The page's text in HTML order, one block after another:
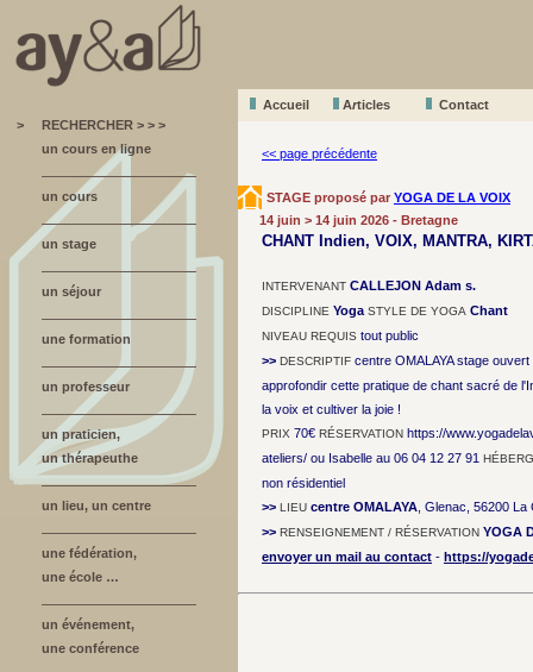
Accueil Articles
Contact
>
RECHERCHER > > >
un cours en ligne
un cours
un stage
un séjour
une formation
un professeur
un praticien,
un thérapeuthe
un lieu, un centre
une fédération,
une école …
un événement,
une conférence
<< page précédente
STAGE proposé par YOGA DE LA VOIX
14 juin > 14 juin 2026 - Bretagne
CHANT Indien, VOIX, MANTRA,
INTERVENANT CALLEJON Adam s.
DISCIPLINE Yoga STYLE DE YOGA Chant
NIVEAU REQUIS tout public
>> DESCRIPTIF centre OMALAYA stage
approfondir cette pratique de chant sacré de
la voix et cultiver la joie !
PRIX 70€ RÉSERVATION https://
ateliers/ ou Isabelle au 06 04 12 27 91
non résidentiel
>> LIEU centre OMALAYA , Glenac, 56200 La
>> RENSEIGNEMENT / RÉSERVATION YOGA
envoyer un mail au contact - https://